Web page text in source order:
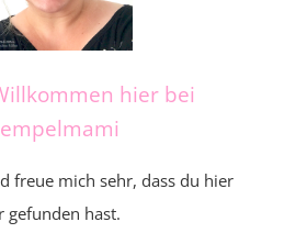
hier bei
freue mich sehr, dass du hier
gefunden hast.